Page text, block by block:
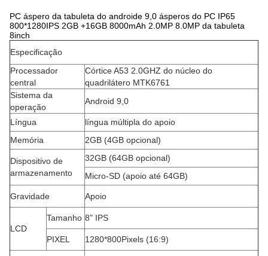
PC áspero da tabuleta do androide 9,0 ásperos do PC IP65
800*1280IPS 2GB +16GB 8000mAh 2.0MP 8.0MP da tabuleta
8inch
Especificação
Processador
central
Córtice A53 2.0GHZ do núcleo do
quadrilátero MTK6761
Sistema da
operação
Android 9,0
Língua
língua múltipla do apoio
Memória
2GB (4GB opcional)
Dispositivo de
armazenamento
32GB (64GB opcional)
Micro-SD (apoio até 64GB)
Gravidade Apoio
LCD
Tamanho 8" IPS
PIXEL 1280*800Pixels (16:9)